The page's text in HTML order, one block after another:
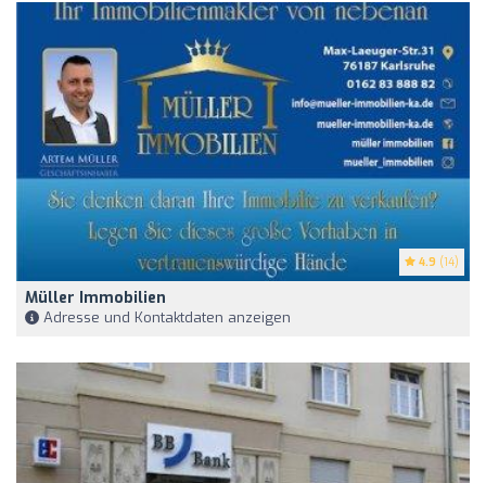
4.9 (14)
Müller Immobilien
Adresse und Kontaktdaten anzeigen